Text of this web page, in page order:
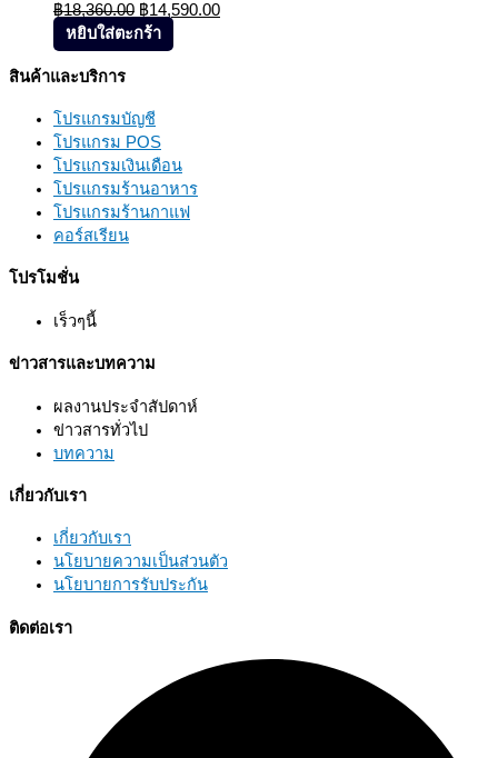
฿18,360.00 ฿14,590.00
หยิบใส่ตะกร้า
สินค้าและบริการ
โปรแกรมบัญชี
โปรแกรม POS
โปรแกรมเงินเดือน
โปรแกรมร้านอาหาร
โปรแกรมร้านกาแฟ
คอร์สเรียน
โปรโมชั่น
เร็วๆนี้
ข่าวสารและบทความ
ผลงานประจำสัปดาห์
ข่าวสารทั่วไป
บทความ
เกี่ยวกับเรา
เกี่ยวกับเรา
นโยบายความเป็นส่วนตัว
นโยบายการรับประกัน
ติดต่อเรา